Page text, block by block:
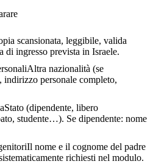
scansionata, leggibile, valida
di ingresso prevista in Israele.
Altra nazionalità (se
personale completo,
Stato (dipendente, libero
studente…). Se dipendente: nome
Il nome e il cognome del padre
richiesti nel modulo.